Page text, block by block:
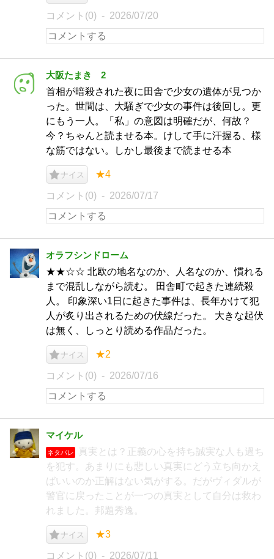
コメント(0) 2026/07/20
大阪たまき 2
首相が暗殺された夜に田舎で少女の遺体が見つか
った。世間は、大騒ぎで少女の事件は後回し。更
にもう一人。「私」の意図は明確だが、何故？
今？ちゃんと読ませる本。けして手に汗握る、様
な筋ではない。しかし最後まで読ませる本
ナイス ★4
コメント(0) 2026/07/17
オラフシンドローム
★★☆☆ 北欧の地名なのか、人名なのか、慣れる
まで混乱しながら読む。 田舎町で起きた連続殺
人。 印象深い1日に起きた事件は、長年かけて犯
人が炙り出されるための伏線だった。 大きな起伏
は無く、しっとり読める作品だった。
ナイス ★2
コメント(0) 2026/07/16
マイケル
ネタバレ
真実とは？正義の心を持ち誠実な人も過ち
を犯す。あまりにも悲しい真実にどう立ち向かえ
ばいいのか正解はない気がする。だがヴィダルが
警官に戻ったことが一つの真実として自分は救わ
れました。邦題秀逸。
ナイス ★3
コメント(0) 2026/07/11